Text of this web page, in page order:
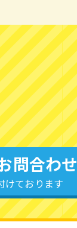
問合わせ
けております